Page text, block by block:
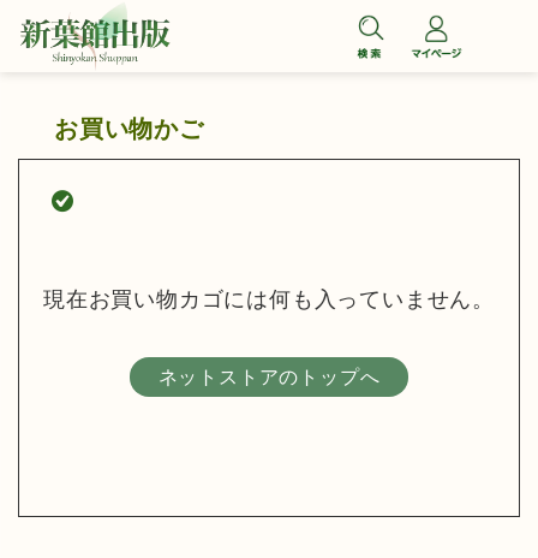
お買い物かご
現在お買い物カゴには何も入っていません。
ネットストアのトップへ